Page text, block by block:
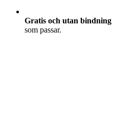
Gratis och utan bindning
som passar.